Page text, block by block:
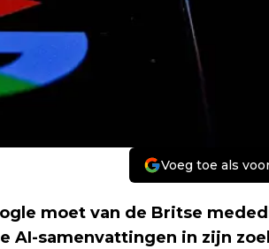
Voeg toe als
moet van de Britse
AI-samenvattingen in zijn